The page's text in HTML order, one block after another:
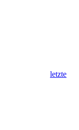
letzte